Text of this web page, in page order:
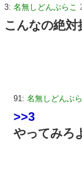
3: 名無しどんぶらこ
こんなの絶対
91: 名無しどんぶ
>>3
やってみろ